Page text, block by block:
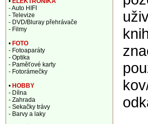
- Auto HIFI
- Televize
- DVD/Bluray přehrávače
- Filmy
• FOTO
- Fotoaparáty
- Optika
- Paměťové karty
- Fotorámečky
• HOBBY
- Dílna
- Zahrada
- Sekačky trávy
- Barvy a laky